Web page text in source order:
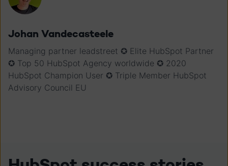
Johan Vandecasteele
Managing partner leadstreet ✪ Elite HubSpot Partner
✪ Top 50 HubSpot Agency worldwide ✪ 2020
HubSpot Champion User ✪ Triple Member HubSpot
Advisory Council EU